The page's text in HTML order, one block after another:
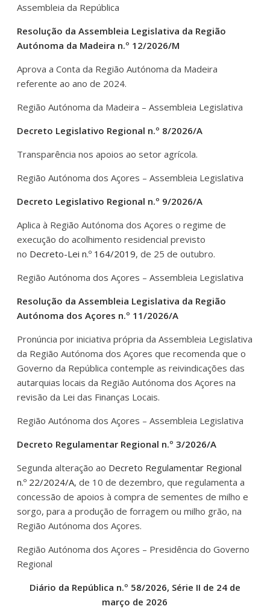
Assembleia da República
Resolução da Assembleia Legislativa da Região
Autónoma da Madeira n.º 12/2026/M
Aprova a Conta da Região Autónoma da Madeira
referente ao ano de 2024.
Região Autónoma da Madeira – Assembleia Legislativa
Decreto Legislativo Regional n.º 8/2026/A
Transparência nos apoios ao setor agrícola.
Região Autónoma dos Açores – Assembleia Legislativa
Decreto Legislativo Regional n.º 9/2026/A
Aplica à Região Autónoma dos Açores o regime de
execução do acolhimento residencial previsto
no Decreto-Lei n.º 164/2019, de 25 de outubro.
Região Autónoma dos Açores – Assembleia Legislativa
Resolução da Assembleia Legislativa da Região
Autónoma dos Açores n.º 11/2026/A
Pronúncia por iniciativa própria da Assembleia Legislativa
da Região Autónoma dos Açores que recomenda que o
Governo da República contemple as reivindicações das
autarquias locais da Região Autónoma dos Açores na
revisão da Lei das Finanças Locais.
Região Autónoma dos Açores – Assembleia Legislativa
Decreto Regulamentar Regional n.º 3/2026/A
Segunda alteração ao Decreto Regulamentar Regional
n.º 22/2024/A, de 10 de dezembro, que regulamenta a
concessão de apoios à compra de sementes de milho e
sorgo, para a produção de forragem ou milho grão, na
Região Autónoma dos Açores.
Região Autónoma dos Açores – Presidência do Governo
Regional
Diário da República n.º 58/2026, Série II de 24 de
março de 2026